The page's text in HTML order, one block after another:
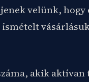
velünk, hogy
akik